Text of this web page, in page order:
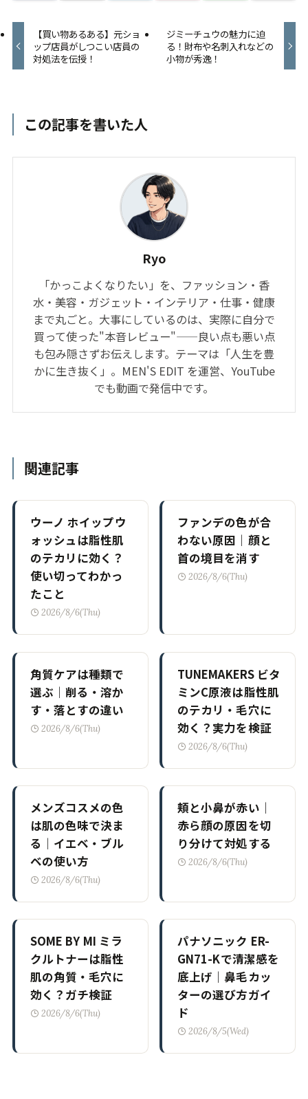
【買い物あるある】元ショ
ップ店員がしつこい店員の
対処法を伝授！
ジミーチュウの魅力に迫
る！財布や名刺入れなどの
小物が秀逸！
この記事を書いた人
Ryo
「かっこよくなりたい」を、ファッション・香
水・美容・ガジェット・インテリア・仕事・健康
まで丸ごと。大事にしているのは、実際に自分で
買って使った"本音レビュー"——良い点も悪い点
も包み隠さずお伝えします。テーマは「人生を豊
かに生き抜く」。MEN'S EDIT を運営、YouTube
でも動画で発信中です。
関連記事
ウーノ ホイップウ
ォッシュは脂性肌
のテカリに効く？
使い切ってわかっ
たこと
2026/8/6(Thu)
ファンデの色が合
わない原因｜顔と
首の境目を消す
2026/8/6(Thu)
角質ケアは種類で
選ぶ｜削る・溶か
す・落とすの違い
2026/8/6(Thu)
TUNEMAKERS ビタ
ミンC原液は脂性肌
のテカリ・毛穴に
効く？実力を検証
2026/8/6(Thu)
メンズコスメの色
は肌の色味で決ま
る｜イエベ・ブル
ベの使い方
2026/8/6(Thu)
頬と小鼻が赤い｜
赤ら顔の原因を切
り分けて対処する
2026/8/6(Thu)
SOME BY MI ミラ
クルトナーは脂性
肌の角質・毛穴に
効く？ガチ検証
2026/8/6(Thu)
パナソニック ER-
GN71-Kで清潔感を
底上げ｜鼻毛カッ
ターの選び方ガイ
ド
2026/8/5(Wed)